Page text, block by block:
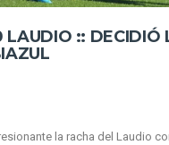
LAUDIO :: DECIDIÓ
la racha del Laudio